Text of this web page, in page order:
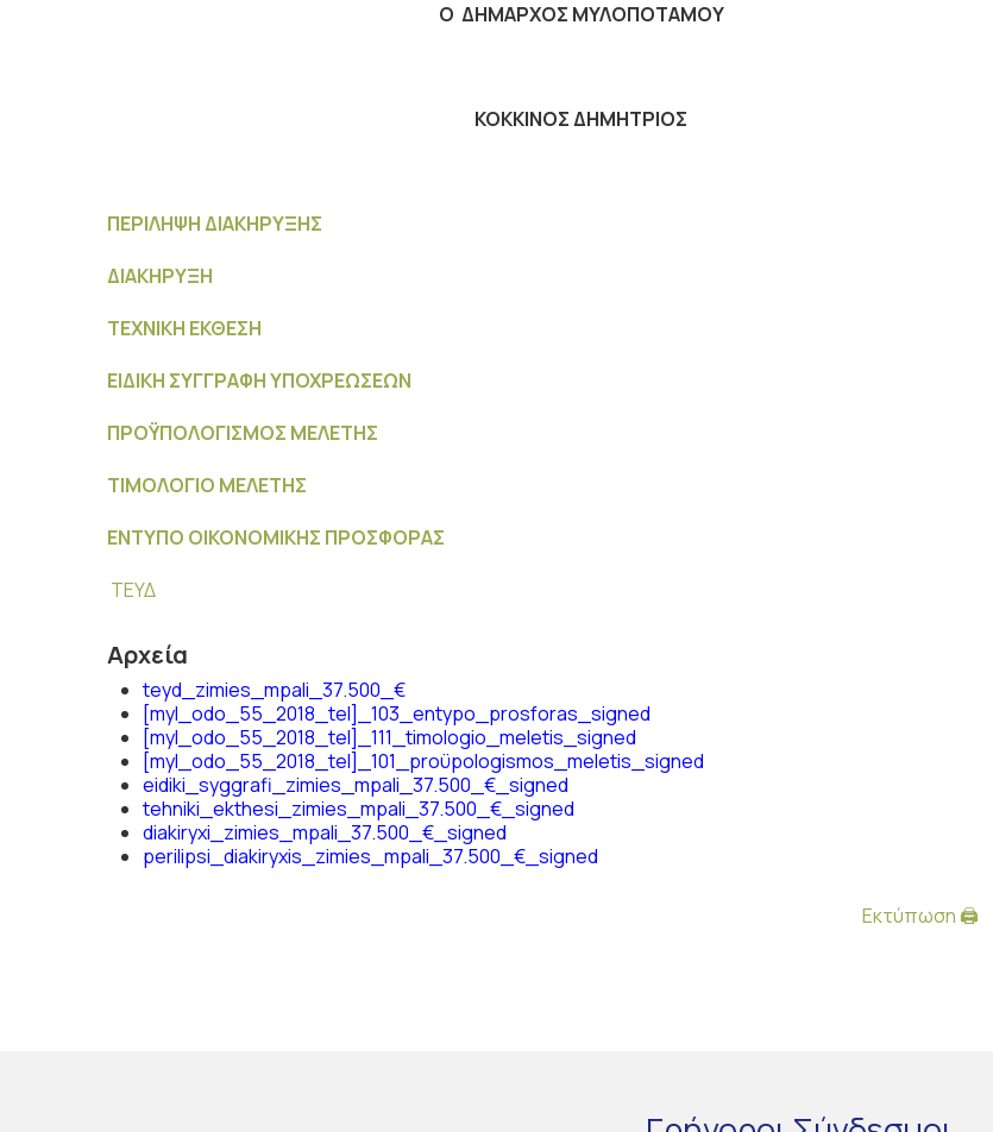
Ο ΔΗΜΑΡΧΟΣ ΜΥΛΟΠΟΤΑΜΟΥ
ΚΟΚΚΙΝΟΣ ΔΗΜΗΤΡΙΟΣ
ΠΕΡΙΛΗΨΗ ΔΙΑΚΗΡΥΞΗΣ
ΔΙΑΚΗΡΥΞΗ
ΤΕΧΝΙΚΗ ΕΚΘΕΣΗ
ΕΙΔΙΚΗ ΣΥΓΓΡΑΦΗ ΥΠΟΧΡΕΩΣΕΩΝ
ΠΡΟΫΠΟΛΟΓΙΣΜΟΣ ΜΕΛΕΤΗΣ
ΤΙΜΟΛΟΓΙΟ ΜΕΛΕΤΗΣ
ΕΝΤΥΠΟ ΟΙΚΟΝΟΜΙΚΗΣ ΠΡΟΣΦΟΡΑΣ
ΤΕΥΔ
Αρχεία
teyd_zimies_mpali_37.500_€
[myl_odo_55_2018_tel]_103_entypo_prosforas_signed
[myl_odo_55_2018_tel]_111_timologio_meletis_signed
[myl_odo_55_2018_tel]_101_proϋpologismos_meletis_signed
eidiki_syggrafi_zimies_mpali_37.500_€_signed
tehniki_ekthesi_zimies_mpali_37.500_€_signed
diakiryxi_zimies_mpali_37.500_€_signed
perilipsi_diakiryxis_zimies_mpali_37.500_€_signed
Εκτύπωση 🖨